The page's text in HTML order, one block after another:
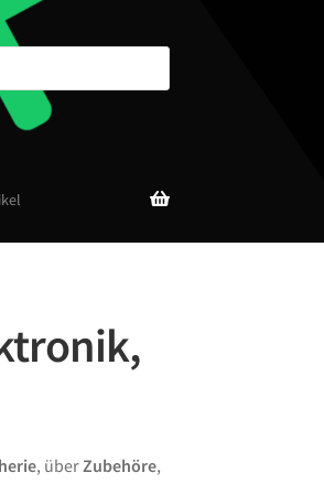
, überZubehöre,